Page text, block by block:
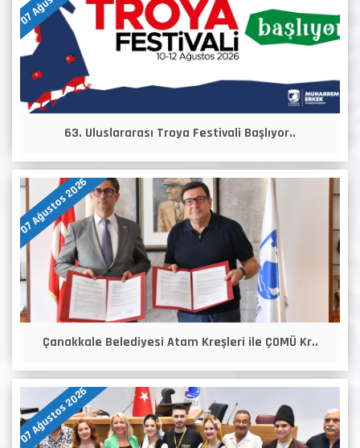
63. Uluslararası Troya Festivali Başlıyor..
07 Ağustos 2026
Çanakkale Belediyesi Atam Kreşleri ile ÇOMÜ Kr..
07 Ağustos 2026